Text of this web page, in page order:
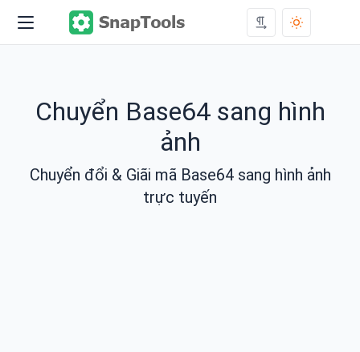
Chuyển Base64 sang hình
ảnh
Chuyển đổi & Giãi mã Base64 sang hình ảnh
trực tuyến